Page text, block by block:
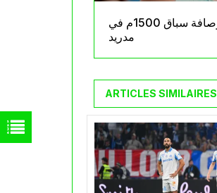
هيثم شنيتف يحقق وصافة سباق 1500م في
مدريد
ARTICLES SIMILAIRES